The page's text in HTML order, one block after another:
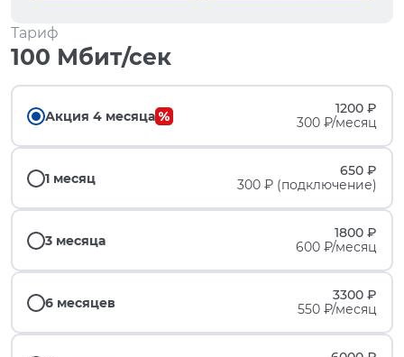
Тариф
100 Мбит/сек
Акция 4 месяца
1200 ₽
300 ₽/месяц
1 месяц
650 ₽
300 ₽ (подключение)
3 месяца
1800 ₽
600 ₽/месяц
6 месяцев
3300 ₽
550 ₽/месяц